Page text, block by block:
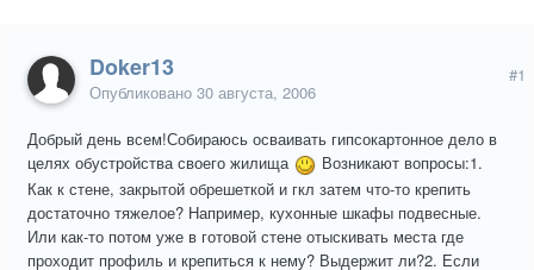
Doker13
Опубликовано 30 августа, 2006
#1
Добрый день всем!Собираюсь осваивать гипсокартонное дело в
целях обустройства своего жилища
Возникают вопросы:1.
Как к стене, закрытой обрешеткой и гкл затем что-то крепить
достаточно тяжелое? Например, кухонные шкафы подвесные.
Или как-то потом уже в готовой стене отыскивать места где
проходит профиль и крепиться к нему? Выдержит ли?2. Если